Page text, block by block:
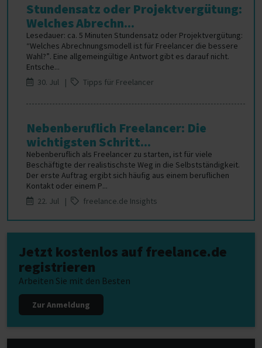
Stundensatz oder Projektvergütung:
Welches Abrechn...
Lesedauer: ca. 5 Minuten Stundensatz oder Projektvergütung:
“Welches Abrechnungsmodell ist für Freelancer die bessere
Wahl?”. Eine allgemeingültige Antwort gibt es darauf nicht.
Entsche...
30. Jul |
Tipps für Freelancer
Nebenberuflich Freelancer: Die
wichtigsten Schritt...
Nebenberuflich als Freelancer zu starten, ist für viele
Beschäftigte der realistischste Weg in die Selbstständigkeit.
Der erste Auftrag ergibt sich häufig aus einem beruflichen
Kontakt oder einem P...
22. Jul |
freelance.de Insights
Jetzt kostenlos auf freelance.de
registrieren
Arbeiten Sie mit den Besten
Zur Anmeldung